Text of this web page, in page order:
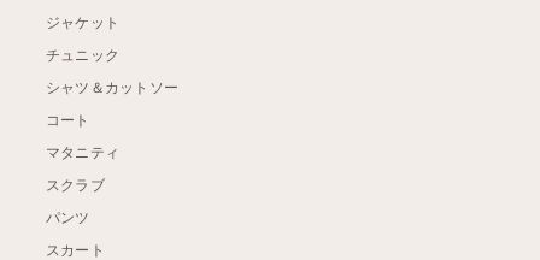
ジャケット
チュニック
シャツ＆カットソー
コート
マタニティ
スクラブ
パンツ
スカート